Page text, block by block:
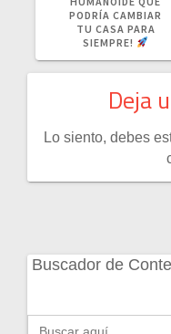
PODRÍA CAMBIAR
TU CASA PARA
SIEMPRE!
Deja
Lo siento, debes
Buscador de
Buscar: